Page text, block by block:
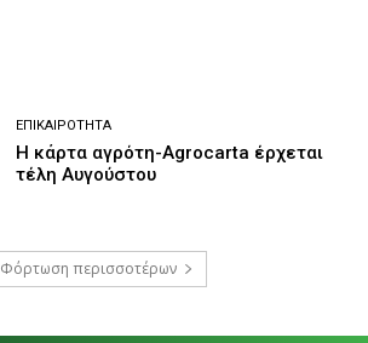
ΕΠΙΚΑΙΡΌΤΗΤΑ
Η κάρτα αγρότη-Agrocarta έρχεται
τέλη Αυγούστου
Φόρτωση περισσοτέρων